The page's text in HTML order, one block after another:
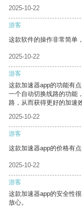
2025-10-22
游客
这款软件的操作非常简单
2025-10-22
游客
这款加速器app的功能有
一个自动切换线路的功能
路，从而获得更好的加速
2025-10-22
游客
这款加速器app的价格有
2025-10-22
游客
这款加速器app的安全性
放心。